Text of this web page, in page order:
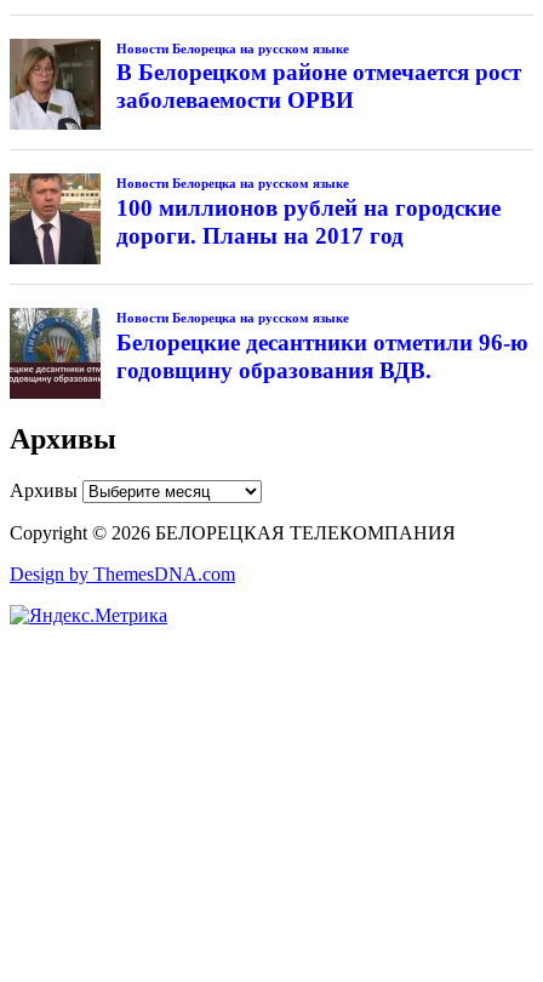
Новости Белорецка на русском языке
В Белорецком районе отмечается рост
заболеваемости ОРВИ
Новости Белорецка на русском языке
100 миллионов рублей на городские
дороги. Планы на 2017 год
Новости Белорецка на русском языке
Белорецкие десантники отметили 96-ю
годовщину образования ВДВ.
Архивы
Архивы
Copyright © 2026 БЕЛОРЕЦКАЯ ТЕЛЕКОМПАНИЯ
Design by ThemesDNA.com